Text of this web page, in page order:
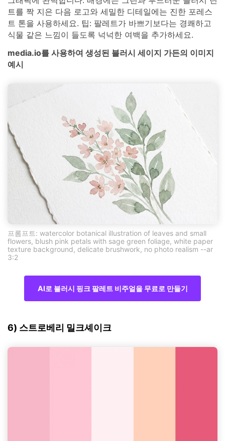
트를 짝 지은 다음 로고와 세밀한 디테일에는 진한 포레스
트 톤을 사용하세요. 팁: 팔레트가 바쁘기보다는 경쾌하고
식물 같은 느낌이 들도록 넉넉한 여백을 추가하세요.
media.io를 사용하여 생성된 블러시 세이지 가든의 이미지
예시
프롬프트: watercolor botanical illustration of leaves and small
flowers, blush pink petals with sage green foliage, white paper
texture background, delicate brushwork, no photo realism --ar
3:2
AI로 블러시 핑크 팔레트 비주얼을 무료로 만들기
6) 스트로베리 밀크셰이크